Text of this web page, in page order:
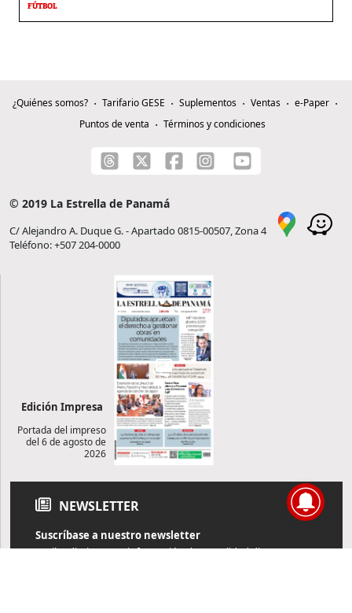
FÚTBOL
¿Quiénes somos? Tarifario GESE Suplementos Ventas
e-Paper
Puntos de venta
Términos y condiciones
© 2019 La Estrella de Panamá
C/ Alejandro A. Duque G. - Apartado 0815-00507, Zona 4
Teléfono: +507 204-0000
Edición Impresa
Portada del impreso
del 6 de agosto de
2026
NEWSLETTER
Suscríbase a nuestro newsletter
Reciba diariamente información de actualidad directamente en